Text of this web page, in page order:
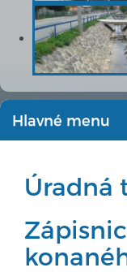
Hlavné menu
Úradná